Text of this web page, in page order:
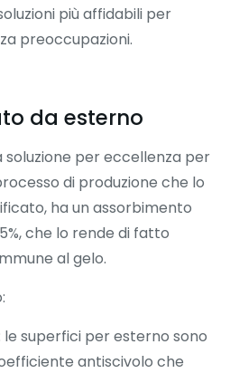
più affidabili per
preoccupazioni.
da esterno
per eccellenza per
di produzione che lo
ha un assorbimento
che lo rende di fatto
al gelo.
superfici per esterno sono
antiscivolo che